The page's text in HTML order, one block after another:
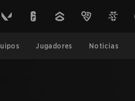
Jugadores Noticias